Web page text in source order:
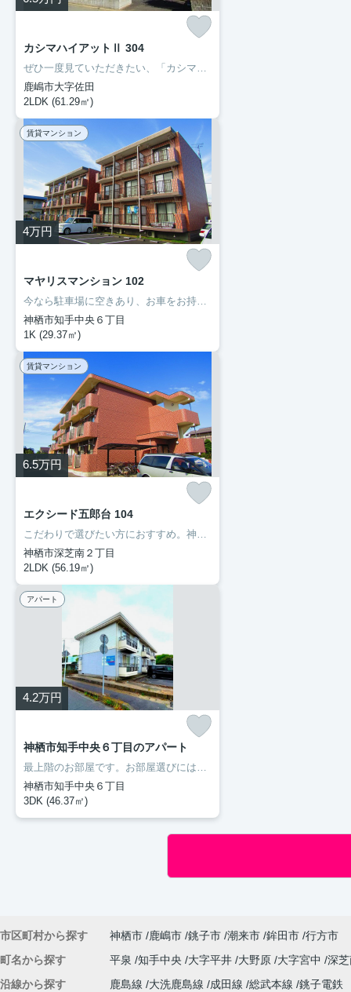
カシマハイアットⅡ 304
ぜひ一度見ていただきたい、「カシマハイアットⅡ」です。セブン-イレブン鹿嶋宮中南店まで徒歩6分と近場にコンビニがあるのもポイント。転居先に住み心地も良いこちらの賃貸物件。充実した新生活を過ごしましょう。豊成管理システムでは、お客様に合わせてお部屋をご紹介いたします。0299-97-0800からご希望の条件をお申しつけ下さい。
鹿嶋市大字佐田
2LDK (61.29㎡)
賃貸マンション
4万円
マヤリスマンション 102
今なら駐車場に空きあり、お車をお持ちの方に。モニターで来訪者を確認し、インターホンを通じて室内から会話することができます。ネットの回線を繋げているのでパソコンが使える生活。多くの方にご好評をいただいている、清潔感のある賃貸物件です。神栖市エリアで賃貸情報をお探しになるなら、ぜひ当社にお任せ下さい。快適な暮らしができるよう、しっかりとサポート致しますのでお気軽にご連絡下さい。
神栖市知手中央６丁目
1K (29.37㎡)
賃貸マンション
6.5万円
エクシード五郎台 104
こだわりで選びたい方におすすめ。神栖市エリアで住まいをお探しなら「エクシード五郎台」。普段からパソコンを使う方にオススメ物件、ネット回線導入済み。こちらのお部屋で新しい生活を始めてみませんか。神栖市に移り住む予定なら、まずは成田線笹川近辺で検討してはいかがでしょうか。0299-97-0800からいつでも豊成管理システムに遠慮なくお問い合わせ下さい。
神栖市深芝南２丁目
2LDK (56.19㎡)
アパート
4.2万円
神栖市知手中央６丁目のアパート
最上階のお部屋です。お部屋選びには欠かせない内覧も、空き部屋であればスムーズです。二人入居が可能な物件です。室内設備はエアコン・フローリングなどが揃っているので、快適に過ごしやすいお部屋になります。多くの方にご好評をいただいている、清潔感のある賃貸物件です。神栖市の住まい探しをお手伝いします。豊成管理システムがお客様に合った住まいをご紹介いたしますので、まずはお気軽にお問い合わせ下さい。
神栖市知手中央６丁目
3DK (46.37㎡)
市区町村から探す 神栖市 鹿嶋市 銚子市 潮来市 鉾田市 行方市
町名から探す
平泉 知手中央 大字平井 大野原 大字宮中
深
沿線から探す
鹿島線 大洗鹿島線 成田線 総武本線 銚子電鉄